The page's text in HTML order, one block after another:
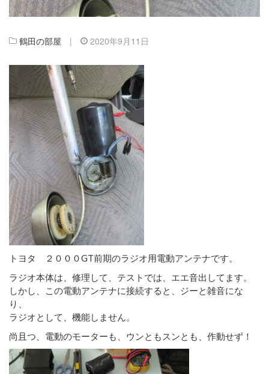
鶴田の部屋 | 2020年9月11日
トヨタ ２０００GT前期のラジオ用電動アンテナです。
ラジオ本体は、修理して、テストでは、エエ音出してます。
しかし、この電動アンテナに接続すると、ジーと雑音にな
り、
ラジオとして、機能しません。
尚且つ、電動のモーターも、ウンともスンとも、作動せず！